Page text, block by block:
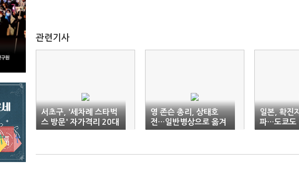
관련기사
서초구, '세차례 스타벅
스 방문' 자가격리 20대
고발
영 존슨 총리, 상태호
전…일반병상으로 옮겨
일본, 확진
파…도쿄도
최대